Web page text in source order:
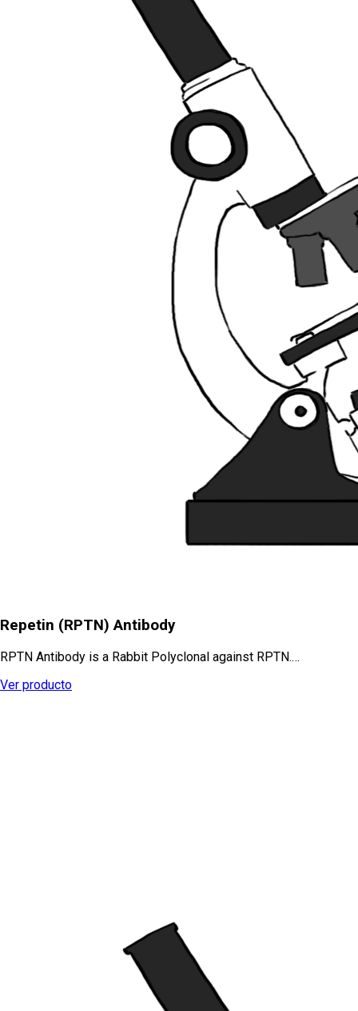
Repetin (RPTN) Antibody
RPTN Antibody is a Rabbit Polyclonal against RPTN.…
Ver producto